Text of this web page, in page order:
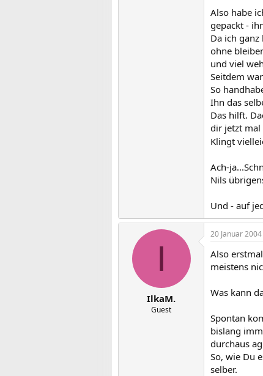
Also habe
gepackt -
Da ich
ohne
und viel
Seitdem
So
Ihn das
Das hilft.
dir jetzt mal
Klingt
Ach-
Nils
Und - auf
I
IlkaM.
Guest
20 Januar 2004
Also
meistens
Was kann
Spontan
bislang
durchaus
So, wie Du
selber.